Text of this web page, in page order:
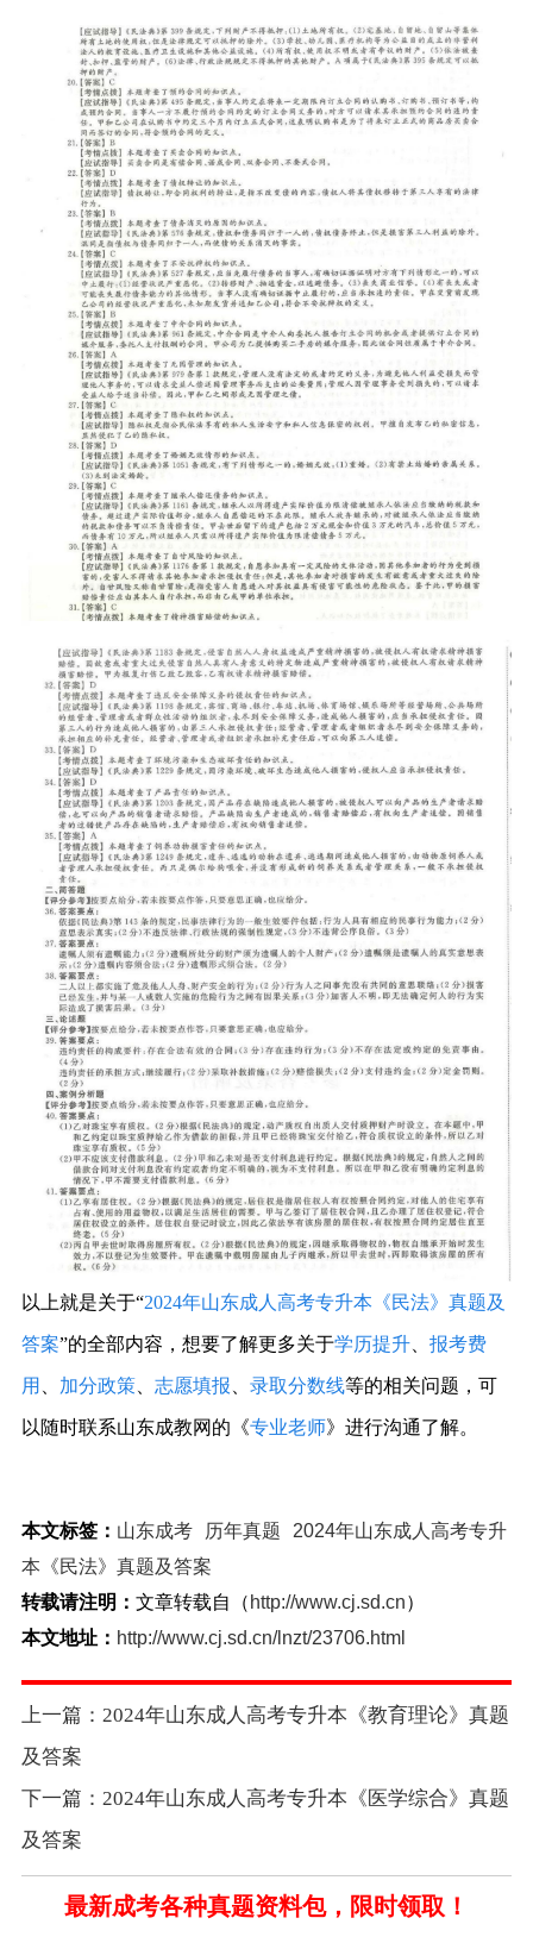
以上就是关于“2024年山东成人高考专升本《民法》真题及
答案”的全部内容，想要了解更多关于学历提升、 报考费
用 加分政策、 志愿填报 录取分数线等的相关问题，可
以随时联系山东成教网的《专业老师》进行沟通了解。
本文标签： 山东成考 历年真题
2024年山东成人高考专升
本《民法》真题及答案
转载请注明： 文章转载自（ http://www.cj.sd.cn）
本文地址： http://www.cj.sd.cn/lnzt/23706.html
上一篇：2024年山东成人高考专升本《教育理论》真题
及答案
下一篇：2024年山东成人高考专升本《医学综合》真题
及答案
最新成考各种真题资料包，限时领取！